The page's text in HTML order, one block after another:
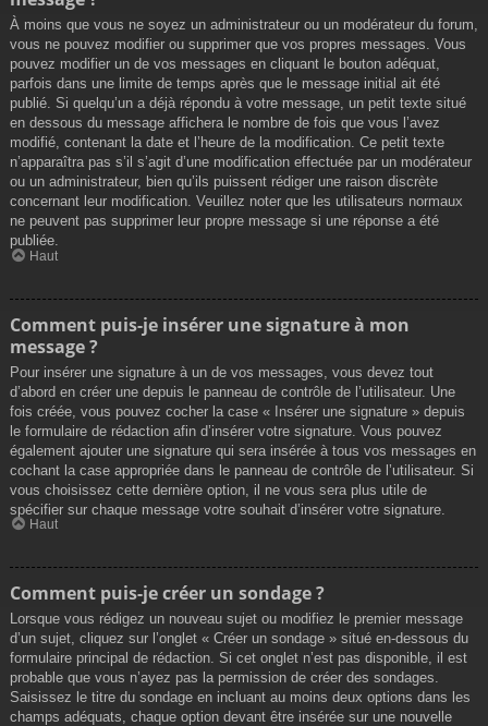
À moins que vous ne soyez un administrateur ou un modérateur du forum,
vous ne pouvez modifier ou supprimer que vos propres messages. Vous
pouvez modifier un de vos messages en cliquant le bouton adéquat,
parfois dans une limite de temps après que le message initial ait été
publié. Si quelqu’un a déjà répondu à votre message, un petit texte situé
en dessous du message affichera le nombre de fois que vous l’avez
modifié, contenant la date et l’heure de la modification. Ce petit texte
n’apparaîtra pas s’il s’agit d’une modification effectuée par un modérateur
ou un administrateur, bien qu’ils puissent rédiger une raison discrète
concernant leur modification. Veuillez noter que les utilisateurs normaux
ne peuvent pas supprimer leur propre message si une réponse a été
publiée.
Haut
Comment puis-je insérer une signature à mon
message ?
Pour insérer une signature à un de vos messages, vous devez tout
d’abord en créer une depuis le panneau de contrôle de l’utilisateur. Une
fois créée, vous pouvez cocher la case « Insérer une signature » depuis
le formulaire de rédaction afin d’insérer votre signature. Vous pouvez
également ajouter une signature qui sera insérée à tous vos messages en
cochant la case appropriée dans le panneau de contrôle de l’utilisateur. Si
vous choisissez cette dernière option, il ne vous sera plus utile de
spécifier sur chaque message votre souhait d’insérer votre signature.
Haut
Comment puis-je créer un sondage ?
Lorsque vous rédigez un nouveau sujet ou modifiez le premier message
d’un sujet, cliquez sur l’onglet « Créer un sondage » situé en-dessous du
formulaire principal de rédaction. Si cet onglet n’est pas disponible, il est
probable que vous n’ayez pas la permission de créer des sondages.
Saisissez le titre du sondage en incluant au moins deux options dans les
champs adéquats, chaque option devant être insérée sur une nouvelle